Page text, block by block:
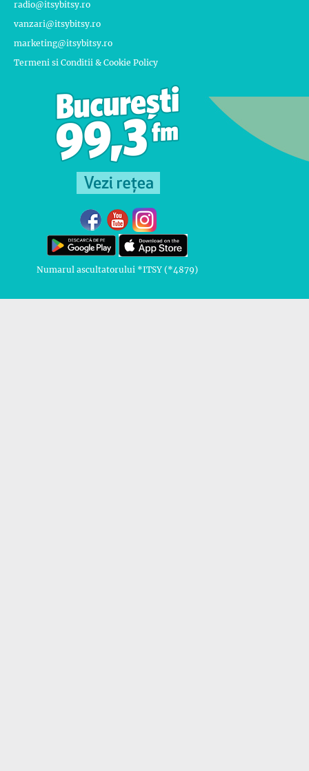
radio@itsybitsy.ro
vanzari@itsybitsy.ro
marketing@itsybitsy.ro
Termeni si Conditii & Cookie Policy
Numarul ascultatorului *ITSY (*4879)